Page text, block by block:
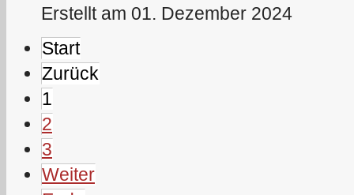
Erstellt am 01. Dezember 2024
Start
Zurück
1
2
3
Weiter